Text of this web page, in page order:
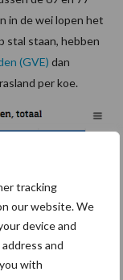
tracking
our website. We
device and
and
with
in de wei lopen het
stal staan, hebben
(GVE) dan
per koe.